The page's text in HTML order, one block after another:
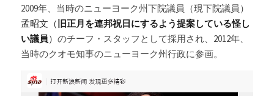
2009年、当時のニューヨーク州下院議員（現下院議員）
孟昭文（ 旧正月を連邦祝日にするよう提案している怪し
い議員） のチーフ・スタッフとして採用され、2012年、
当時のクオモ知事のニューヨーク州行政に参画。